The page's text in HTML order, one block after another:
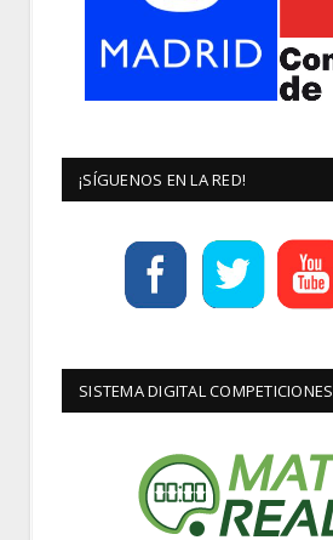
¡SÍGUENOS EN LA RED!
SISTEMA DIGITAL COMPETICIONES